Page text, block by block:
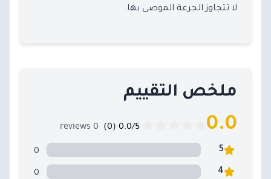
لا تتجاوز الجرعة الموصى بها.
ملخص التقييم
0.0
0 reviews
5
0
4
0